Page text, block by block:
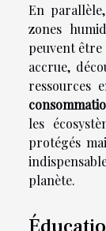
En
zones
peuvent être
accrue,
ressources
les
protégés
planète.